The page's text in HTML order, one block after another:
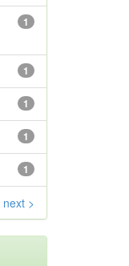
1
1
1
1
1
next >